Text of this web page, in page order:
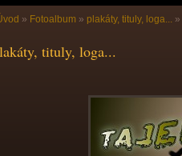
» Fotoalbum » plakáty, tituly, loga... »
tituly, loga...